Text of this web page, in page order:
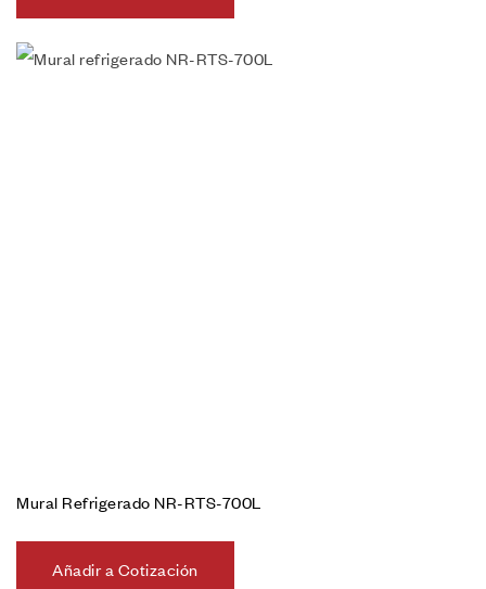
Mural Refrigerado NR-RTS-700L
Añadir a Cotización